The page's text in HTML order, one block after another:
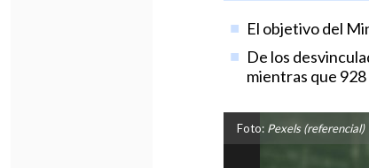
El objetivo del
De los
mientras que
Foto: Pexels (referencial)